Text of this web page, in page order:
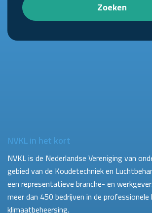
Zoeken
NVKL in het kort
NVKL is de Nederlandse Vereniging van
gebied van de Koudetechniek en
een representatieve branche- en
meer dan 450 bedrijven in de
klimaatbeheersing.